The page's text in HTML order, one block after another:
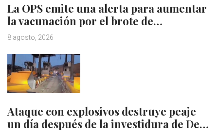
La OPS emite una alerta para aumentar
la vacunación por el brote de…
8 agosto, 2026
Ataque con explosivos destruye peaje
un día después de la investidura de De…